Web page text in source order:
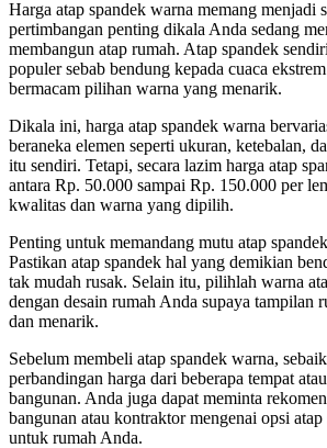
Harga atap spandek warna memang menjadi
pertimbangan penting dikala Anda sedang
membangun atap rumah. Atap spandek
populer sebab bendung kepada cuaca
bermacam pilihan warna yang menarik.
Dikala ini, harga atap spandek warna
beraneka elemen seperti ukuran, ketebalan,
itu sendiri. Tetapi, secara lazim harga atap
antara Rp. 50.000 sampai Rp. 150.000 per
kwalitas dan warna yang dipilih.
Penting untuk memandang mutu atap
Pastikan atap spandek hal yang demikian
tak mudah rusak. Selain itu, pilihlah warna
dengan desain rumah Anda supaya tampilan
dan menarik.
Sebelum membeli atap spandek warna,
perbandingan harga dari beberapa tempat
bangunan. Anda juga dapat meminta
bangunan atau kontraktor mengenai opsi
untuk rumah Anda.